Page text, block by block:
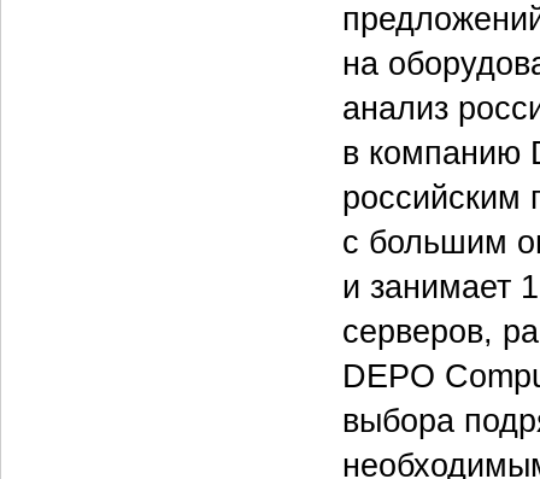
на
анализ
в компанию
российским
с большим
и занимает
серверов,
DEPO
выбора